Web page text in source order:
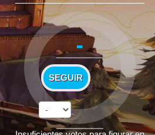
-
SEGUIR